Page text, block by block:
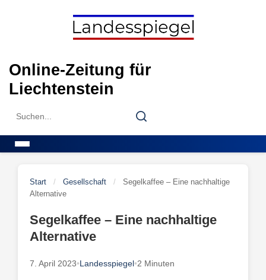
Online-Zeitung für
Liechtenstein
Search
Search
Start / Gesellschaft /
Segelkaffee – Eine nachhaltige
Alternative
Segelkaffee – Eine nachhaltige
Alternative
7. April 2023•Landesspiegel•2 Minuten